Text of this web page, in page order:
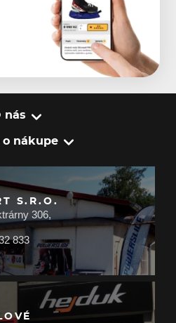
nás
o nákupe
S.R.O.
306,
833